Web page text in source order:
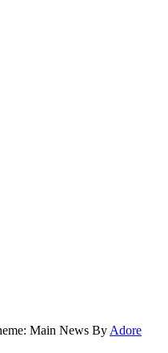
Main News By Adore